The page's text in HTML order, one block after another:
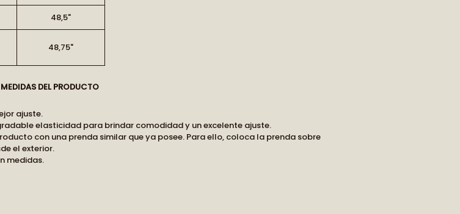
48,5"
48,75"
MEDIDAS DEL PRODUCTO
ajuste.
elasticidad para brindar comodidad y un excelente ajuste.
con una prenda similar que ya posee. Para ello, coloca la prenda sobre
el exterior.
medidas.
A curated world of craftsmanship, style, and meaning delivered to